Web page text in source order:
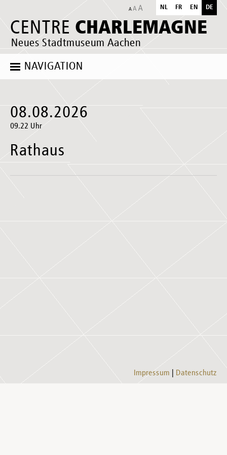
CENTRE CHARLEMAGNE
Neues Stadtmuseum Aachen
NL FR EN DE
NAVIGATION
08.08.2026
09.22 Uhr
Rathaus
Impressum Datenschutz